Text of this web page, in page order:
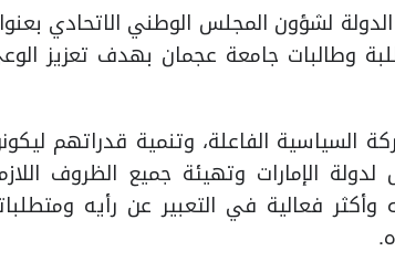
لشؤون المجلس الوطني الاتحادي
وطالبات جامعة عجمان بهدف تعزيز
السياسية الفاعلة، وتنمية قدراتهم
الإمارات وتهيئة جميع الظروف
فعالية في التعبير عن رأيه